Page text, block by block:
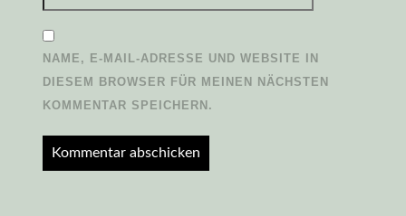
NAME, E-MAIL-ADRESSE UND WEBSITE IN
DIESEM BROWSER FÜR MEINEN NÄCHSTEN
KOMMENTAR SPEICHERN.